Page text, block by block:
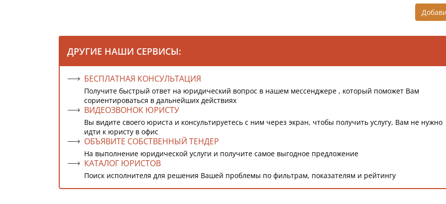
ДРУГИЕ НАШИ СЕРВИСЫ:
БЕСПЛАТНАЯ КОНСУЛЬТАЦИЯ
Получите быстрый ответ на юридический вопрос в нашем мессенджере , который поможет Вам
сориентироваться в дальнейших действиях
ВИДЕОЗВОНОК ЮРИСТУ
Вы видите своего юриста и консультируетесь с ним через экран, чтобы получить услугу, Вам не нужно
идти к юристу в офис
ОБЪЯВИТЕ СОБСТВЕННЫЙ ТЕНДЕР
На выполнение юридической услуги и получите самое выгодное предложение
КАТАЛОГ ЮРИСТОВ
Поиск исполнителя для решения Вашей проблемы по фильтрам, показателям и рейтингу